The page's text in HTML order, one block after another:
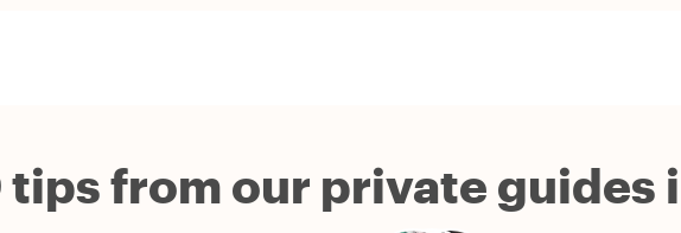
tips from our private guides